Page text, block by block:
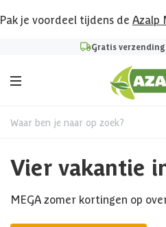
Pak je voordeel tijdens de Azalp
Gratis verzending
Waar ben je naar op zoek?
Vier vakantie
MEGA zomer kortingen op